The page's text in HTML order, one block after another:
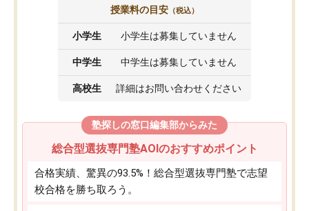
授業料の目安 （税込）
小学生 小学生は募集していません
中学生 中学生は募集していません
高校生 詳細はお問い合わせください
塾探しの窓口編集部からみた
総合型選抜専門塾AOIのおすすめポイント
合格実績、驚異の93.5%！総合型選抜専門塾で志望
校合格を勝ち取ろう。